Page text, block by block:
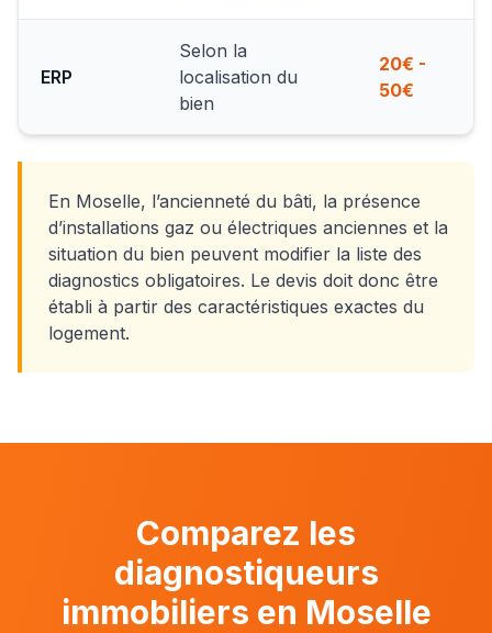
ERP
Selon la
localisation du
bien
20€ -
50€
En Moselle, l’ancienneté du bâti, la présence
d’installations gaz ou électriques anciennes et la
situation du bien peuvent modifier la liste des
diagnostics obligatoires. Le devis doit donc être
établi à partir des caractéristiques exactes du
logement.
Comparez les
diagnostiqueurs
immobiliers en Moselle